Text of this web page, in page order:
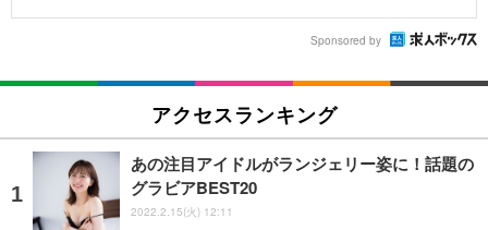
Sponsored by
アクセスランキング
あの注目アイドルがランジェリー姿に！話題の
グラビアBEST20
2022.2.15(火) 12:11